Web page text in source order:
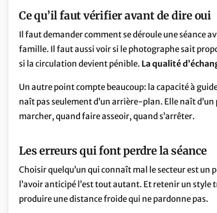
Ce qu’il faut vérifier avant de dire oui
Il faut demander comment se déroule une séance
famille. Il faut aussi voir si le photographe sait
si la circulation devient pénible. La qualité
Un autre point compte beaucoup: la capacité à
naît pas seulement d’un arrière-plan. Elle naît
marcher, quand faire asseoir, quand s’arrêter.
Les erreurs qui font perdre la séance
Choisir quelqu’un qui connaît mal le secteur est un
l’avoir anticipé l’est tout autant. Et retenir un style
produire une distance froide qui ne pardonne pas.